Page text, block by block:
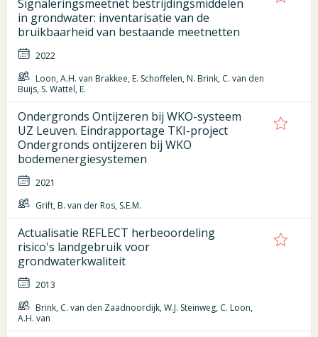
Signaleringsmeetnet bestrijdingsmiddelen
in grondwater: inventarisatie van de
bruikbaarheid van bestaande meetnetten
2022
Loon, A.H. van Brakkee, E. Schoffelen, N. Brink, C. van den
Buijs, S. Wattel, E.
Ondergronds Ontijzeren bij WKO-systeem
UZ Leuven. Eindrapportage TKI-project
Ondergronds ontijzeren bij WKO
bodemenergiesystemen
2021
Grift, B. van der Ros, S.E.M.
Actualisatie REFLECT herbeoordeling
risico's landgebruik voor
grondwaterkwaliteit
2013
Brink, C. van den Zaadnoordijk, W.J. Steinweg, C. Loon,
A.H. van